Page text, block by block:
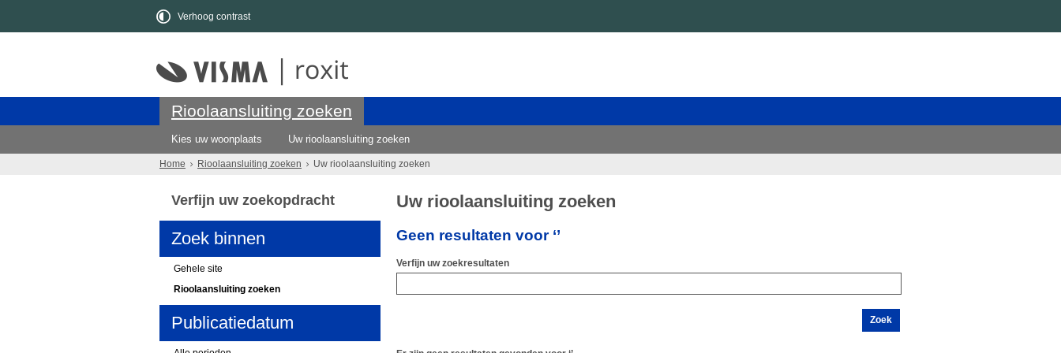
Verhoog contrast
Rioolaansluiting zoeken
Kies uw woonplaats Uw rioolaansluiting zoeken
Home Rioolaansluiting zoeken Uw rioolaansluiting zoeken
Uw rioolaansluiting zoeken
Geen resultaten voor ‘’
Verfijn uw zoekresultaten
Verfijn uw zoekopdracht
Zoek binnen
Gehele site
Rioolaansluiting zoeken
Publicatiedatum